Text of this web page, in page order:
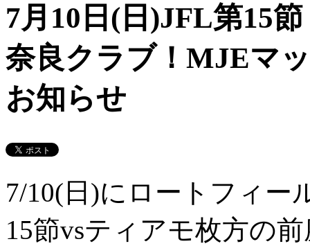
7月10日(日)JFL第15
奈良クラブ！MJEマ
お知らせ
7/10(日)にロートフィー
15節vsティアモ枚方の